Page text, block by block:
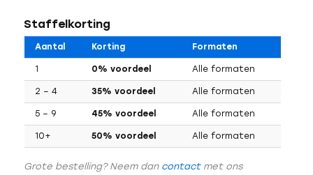
Staffelkorting
Aantal Korting Formaten
1 0% voordeel Alle formaten
2 – 4 35% voordeel Alle formaten
5 – 9 45% voordeel Alle formaten
10+ 50% voordeel Alle formaten
Grote bestelling? Neem dan contactmet ons